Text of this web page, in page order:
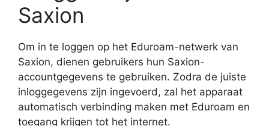
Saxion
Om in te loggen op het Eduroam-netwerk van
Saxion, dienen gebruikers hun Saxion-
accountgegevens te gebruiken. Zodra de juiste
inloggegevens zijn ingevoerd, zal het apparaat
automatisch verbinding maken met Eduroam en
toegang krijgen tot het internet.